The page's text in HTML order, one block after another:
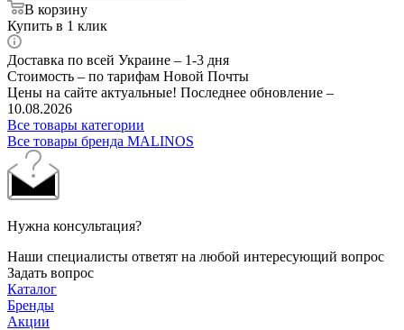
В корзину
Купить в 1 клик
Доставка по всей Украине – 1-3 дня
Стоимость – по тарифам Новой Почты
Цены на сайте актуальные! Последнее обновление –
10.08.2026
Все товары категории
Все товары бренда MALINOS
Нужна консультация?
Наши специалисты ответят на любой интересующий вопрос
Задать вопрос
Каталог
Бренды
Акции